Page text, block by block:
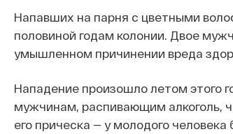
Напавших на парня с цветными
половиной годам колонии. Двое
умышленном причинении вреда
Нападение произошло летом этого
мужчинам, распивающим алкоголь,
его прическа — у молодого